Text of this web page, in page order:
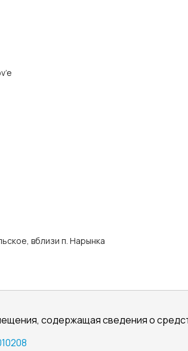
вблизи п. Нарынка
содержащая сведения о